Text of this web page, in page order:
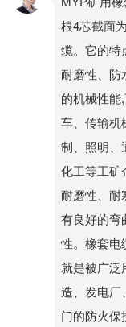
根4芯截面
缆。它的特
耐磨性、防
的机械性能
车、传输机
制、照明、
化工等工矿
耐磨性、耐
有良好的弯
性。橡套电
就是被广泛
造、发电厂
门的防火保